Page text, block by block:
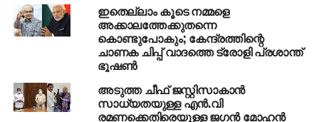
ऑक्सिजन सिलेंडर: 16,80,000
PM को सिर्फ़ अपनी इमेज की
चिंता है सैनिकों की नहीं।
pic.twitter.com/uQf038BiJj
ഇതെല്ലാം കൂടെ നമ്മളെ
അക്കാലത്തേക്കുതന്നെ
കൊണ്ടുപോകും; കേന്ദ്രത്തിന്റെ
ചാണക ചിപ്പ് വാദത്തെ ട്രോളി പ്രശാന്ത്
ഭൂഷണ്‍
അടുത്ത ചീഫ് ജസ്റ്റിസാകാന്‍
സാധ്യതയുള്ള എന്‍.വി
രമണക്കെതിരെയുള്ള ജഗന്‍ മോഹന്‍